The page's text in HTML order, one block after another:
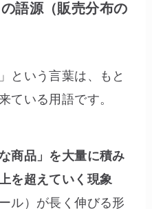
語源（販売分布の
という言葉は、もと
ている用語です。
商品」を大量に積み
を超えていく現象
ル）が長く伸びる形